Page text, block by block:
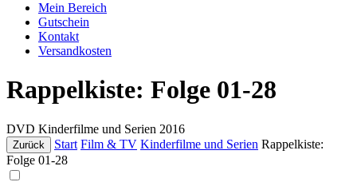
Mein Bereich
Gutschein
Kontakt
Versandkosten
Rappelkiste: Folge 01-28
DVD Kinderfilme und Serien 2016
Zurück Start Film & TV Kinderfilme und Serien Rappelkiste:
Folge 01-28